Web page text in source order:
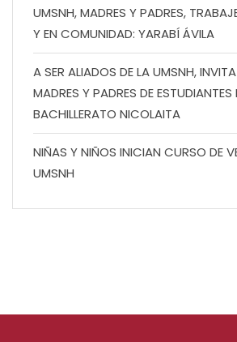
UMSNH, MADRES Y PADRES,
Y EN COMUNIDAD: YARABÍ ÁVILA
A SER ALIADOS DE LA UMSNH,
MADRES Y PADRES DE ESTUDIANTES
BACHILLERATO NICOLAITA
NIÑAS Y NIÑOS INICIAN CURSO DE
UMSNH